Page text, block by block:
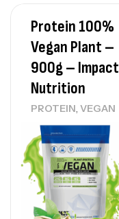
Protein 100%
Vegan Plant –
900g – Impact
Nutrition
PROTEIN, VEGAN